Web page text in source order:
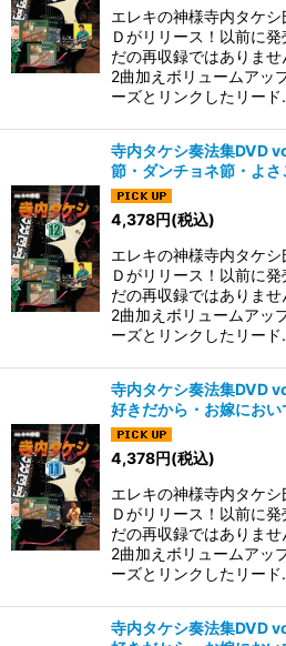
エレキの神様寺内タケ
Ｄがリリース！以前に
だの再収録ではありま
2曲加えボリュームアッ
ーズとリンクしたリー
寺内タケシ奏法集DVD
節・ダンチョネ節・よさ
4,378円(税込)
エレキの神様寺内タケ
Ｄがリリース！以前に
だの再収録ではありま
2曲加えボリュームアッ
ーズとリンクしたリー
寺内タケシ奏法集DVD
好きだから・お嫁におい
4,378円(税込)
エレキの神様寺内タケ
Ｄがリリース！以前に
だの再収録ではありま
2曲加えボリュームアッ
ーズとリンクしたリー
寺内タケシ奏法集DVD